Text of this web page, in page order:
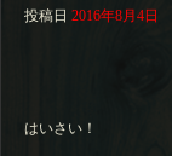
投稿日 2016年8月4日
はいさい！